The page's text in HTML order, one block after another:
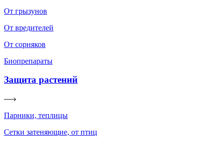
От грызунов
От вредителей
От сорняков
Биопрепараты
Защита растений
Парники, теплицы
Сетки затеняющие, от птиц